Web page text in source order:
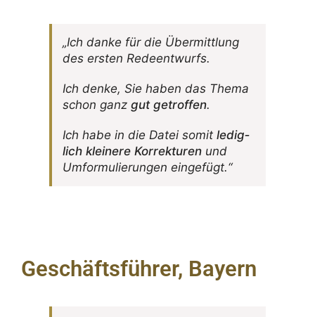
„Ich danke für die Über­mitt­lung
des ersten Redeentwurfs.
Ich denke, Sie haben das Thema
schon ganz gut getroffen.
Ich habe in die Datei somit ledig­
lich klei­nere Korrek­turen und
Umfor­mu­lie­rungen eingefügt.“
Geschäftsführer, Bayern